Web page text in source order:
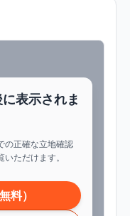
表示されま
の正確な立地確認
ただけます。
料）